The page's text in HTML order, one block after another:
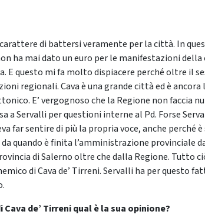
carattere di battersi veramente per la città. In
ha mai dato un euro per le manifestazioni
E questo mi fa molto dispiacere perché oltre il
regionali. Cava è una grande città ed è ancora
E’ vergognoso che la Regione non faccia
a Servalli per questioni interne al Pd. Forse
far sentire di più la propria voce, anche perché
quando è finita l’amministrazione provinciale
di Salerno oltre che dalla Regione. Tutto
di Cava de’ Tirreni. Servalli ha per questo
de’ Tirreni qual è la sua opinione?